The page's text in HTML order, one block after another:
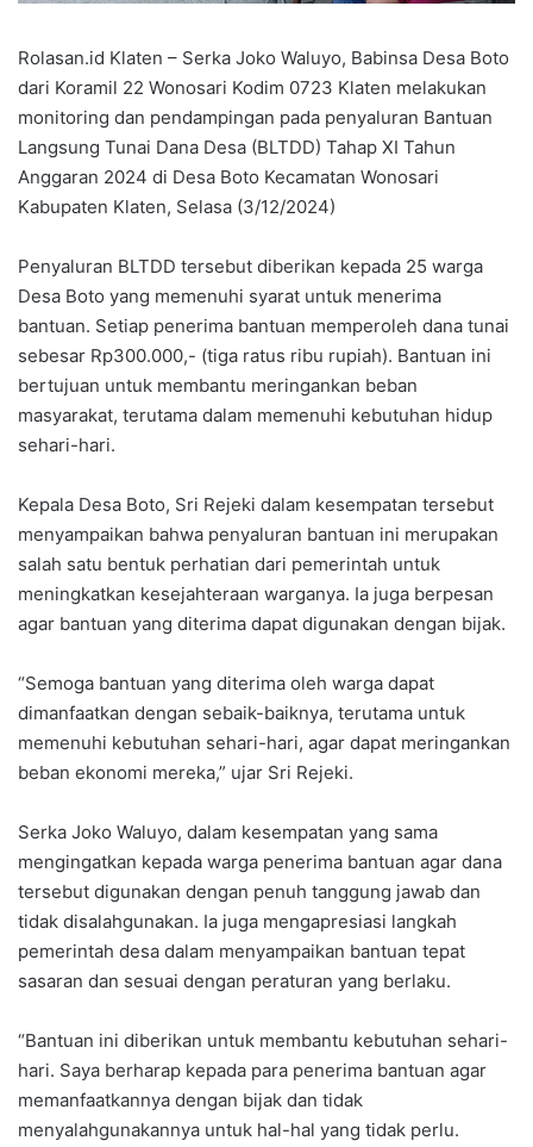
Rolasan.id Klaten – Serka Joko Waluyo, Babinsa Desa Boto
dari Koramil 22 Wonosari Kodim 0723 Klaten melakukan
monitoring dan pendampingan pada penyaluran Bantuan
Langsung Tunai Dana Desa (BLTDD) Tahap XI Tahun
Anggaran 2024 di Desa Boto Kecamatan Wonosari
Kabupaten Klaten, Selasa (3/12/2024)
Penyaluran BLTDD tersebut diberikan kepada 25 warga
Desa Boto yang memenuhi syarat untuk menerima
bantuan. Setiap penerima bantuan memperoleh dana tunai
sebesar Rp300.000,- (tiga ratus ribu rupiah). Bantuan ini
bertujuan untuk membantu meringankan beban
masyarakat, terutama dalam memenuhi kebutuhan hidup
sehari-hari.
Kepala Desa Boto, Sri Rejeki dalam kesempatan tersebut
menyampaikan bahwa penyaluran bantuan ini merupakan
salah satu bentuk perhatian dari pemerintah untuk
meningkatkan kesejahteraan warganya. Ia juga berpesan
agar bantuan yang diterima dapat digunakan dengan bijak.
“Semoga bantuan yang diterima oleh warga dapat
dimanfaatkan dengan sebaik-baiknya, terutama untuk
memenuhi kebutuhan sehari-hari, agar dapat meringankan
beban ekonomi mereka,” ujar Sri Rejeki.
Serka Joko Waluyo, dalam kesempatan yang sama
mengingatkan kepada warga penerima bantuan agar dana
tersebut digunakan dengan penuh tanggung jawab dan
tidak disalahgunakan. Ia juga mengapresiasi langkah
pemerintah desa dalam menyampaikan bantuan tepat
sasaran dan sesuai dengan peraturan yang berlaku.
“Bantuan ini diberikan untuk membantu kebutuhan sehari-
hari. Saya berharap kepada para penerima bantuan agar
memanfaatkannya dengan bijak dan tidak
menyalahgunakannya untuk hal-hal yang tidak perlu.